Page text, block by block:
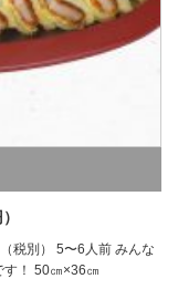
税別） 5〜6人前 みんな
す！ 50㎝×36㎝